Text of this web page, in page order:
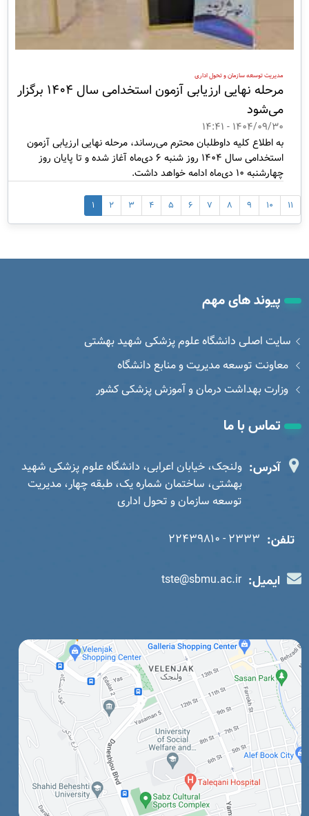
مدیریت توسعه سازمان و تحول اداری
مرحله نهایی ارزیابی آزمون استخدامی سال ۱۴۰۴ برگزار
می‌شود
1404/09/30 - 14:41
به اطلاع کلیه داوطلبان محترم می‌رساند، مرحله نهایی ارزیابی آزمون
استخدامی سال ۱۴۰۴ روز شنبه ۶ دی‌ماه آغاز شده و تا پایان روز
چهارشنبه ۱۰ دی‌ماه ادامه خواهد داشت.
1 2 3 4 5 6 7 8 9 10 11
پیوند های مهم
سایت اصلی دانشگاه علوم پزشکی شهید بهشتی
معاونت توسعه مدیریت و منابع دانشگاه
وزارت بهداشت درمان و آموزش پزشکی کشور
تماس با ما
آدرس: ولنجک، خیابان اعرابی، دانشگاه علوم پزشکی شهید
بهشتی، ساختمان شماره یک، طبقه چهار، مدیریت
توسعه سازمان و تحول اداری
تلفن: 2333 - 22439810
ایمیل: tste@sbmu.ac.ir